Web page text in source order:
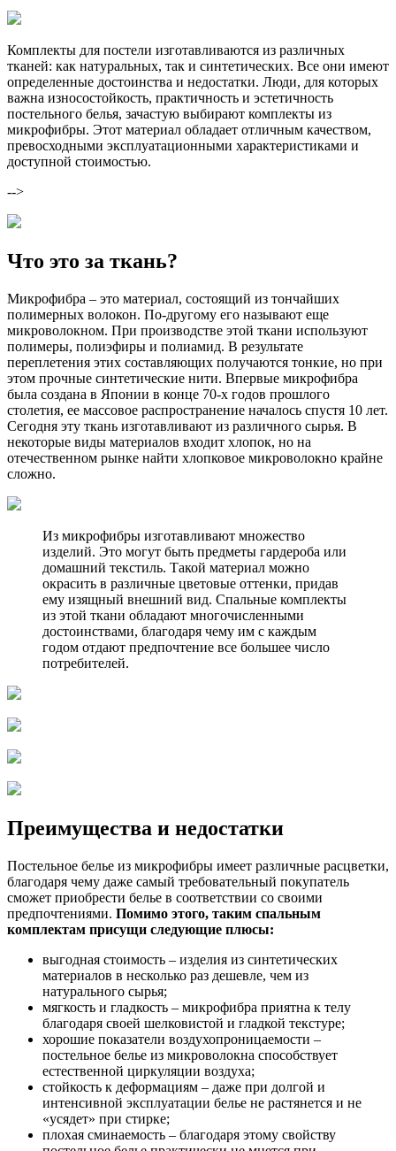
Комплекты для постели изготавливаются из различных
тканей: как натуральных, так и синтетических. Все они имеют
определенные достоинства и недостатки. Люди, для которых
важна износостойкость, практичность и эстетичность
постельного белья, зачастую выбирают комплекты из
микрофибры. Этот материал обладает отличным качеством,
превосходными эксплуатационными характеристиками и
доступной стоимостью.
-->
Что это за ткань?
Микрофибра – это материал, состоящий из тончайших
полимерных волокон. По-другому его называют еще
микроволокном. При производстве этой ткани используют
полимеры, полиэфиры и полиамид. В результате
переплетения этих составляющих получаются тонкие, но при
этом прочные синтетические нити. Впервые микрофибра
была создана в Японии в конце 70-х годов прошлого
столетия, ее массовое распространение началось спустя 10 лет.
Сегодня эту ткань изготавливают из различного сырья. В
некоторые виды материалов входит хлопок, но на
отечественном рынке найти хлопковое микроволокно крайне
сложно.
Из микрофибры изготавливают множество
изделий. Это могут быть предметы гардероба или
домашний текстиль. Такой материал можно
окрасить в различные цветовые оттенки, придав
ему изящный внешний вид. Спальные комплекты
из этой ткани обладают многочисленными
достоинствами, благодаря чему им с каждым
годом отдают предпочтение все большее число
потребителей.
Преимущества и недостатки
Постельное белье из микрофибры имеет различные расцветки,
благодаря чему даже самый требовательный покупатель
сможет приобрести белье в соответствии со своими
предпочтениями. Помимо этого, таким спальным
комплектам присущи следующие плюсы:
выгодная стоимость – изделия из синтетических
материалов в несколько раз дешевле, чем из
натурального сырья;
мягкость и гладкость – микрофибра приятна к телу
благодаря своей шелковистой и гладкой текстуре;
хорошие показатели воздухопроницаемости –
постельное белье из микроволокна способствует
естественной циркуляции воздуха;
стойкость к деформациям – даже при долгой и
интенсивной эксплуатации белье не растянется и не
«усядет» при стирке;
плохая сминаемость – благодаря этому свойству